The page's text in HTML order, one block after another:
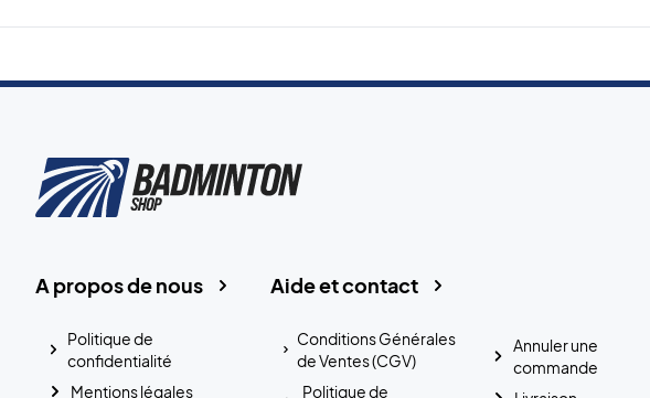
Aide et contact
Conditions Générales
de Ventes (CGV)
Politique de
Annuler une
commande
A propos de nous
Politique de
confidentialité
Mentions légales